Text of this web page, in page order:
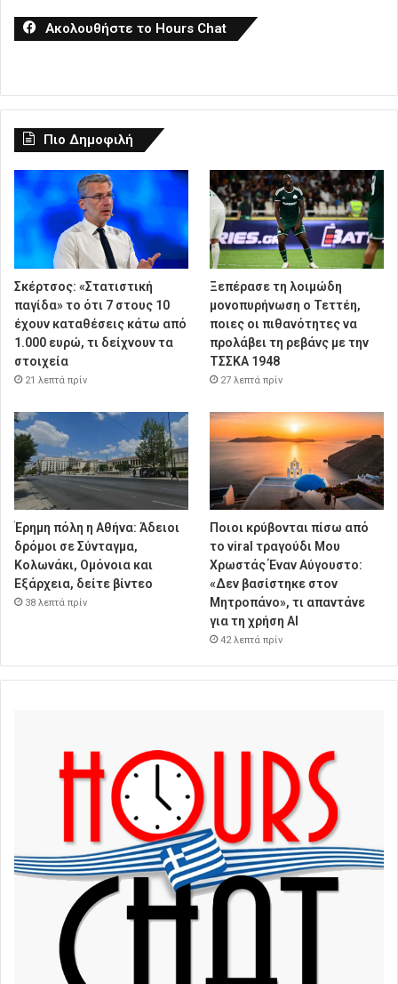
Ακολουθήστε το Hours Chat
Πιο Δημοφιλή
Σκέρτσος: «Στατιστική
παγίδα» το ότι 7 στους 10
έχουν καταθέσεις κάτω από
1.000 ευρώ, τι δείχνουν τα
στοιχεία
21 λεπτά πρίν
Ξεπέρασε τη λοιμώδη
μονοπυρήνωση ο Τεττέη,
ποιες οι πιθανότητες να
προλάβει τη ρεβάνς με την
ΤΣΣΚΑ 1948
27 λεπτά πρίν
Έρημη πόλη η Αθήνα: Άδειοι
δρόμοι σε Σύνταγμα,
Κολωνάκι, Ομόνοια και
Εξάρχεια, δείτε βίντεο
38 λεπτά πρίν
Ποιοι κρύβονται πίσω από
το viral τραγούδι Μου
Χρωστάς Έναν Αύγουστο:
«Δεν βασίστηκε στον
Μητροπάνο», τι απαντάνε
για τη χρήση AI
42 λεπτά πρίν